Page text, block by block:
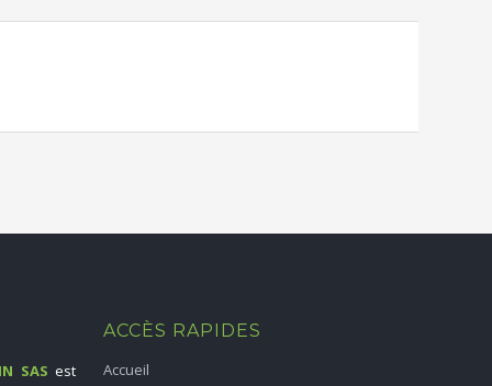
SAS est
ACCÈS RAPIDES
Accueil